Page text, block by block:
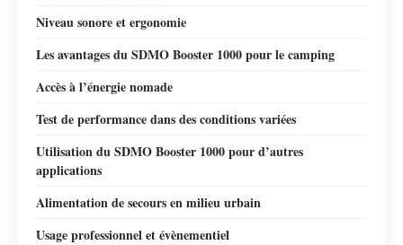
Niveau sonore et ergonomie
Les avantages du SDMO Booster 1000 pour le camping
Accès à l’énergie nomade
Test de performance dans des conditions variées
Utilisation du SDMO Booster 1000 pour d’autres
applications
Alimentation de secours en milieu urbain
Usage professionnel et évènementiel